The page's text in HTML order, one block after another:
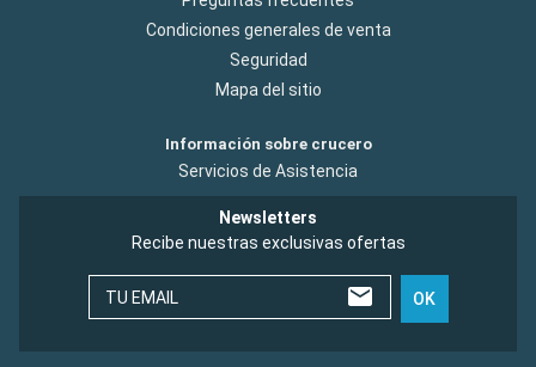
Condiciones generales de venta
Seguridad
Mapa del sitio
Información sobre crucero
Servicios de Asistencia
Newsletters
Recibe nuestras exclusivas ofertas
TU EMAIL OK